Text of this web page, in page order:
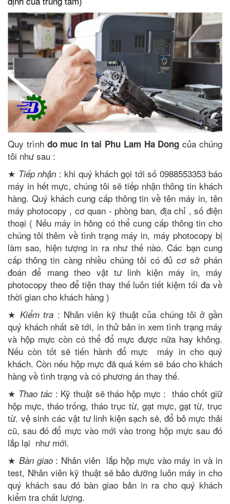
Quy trình do muc in tai Phu Lam Ha Dong của chúng
tôi như sau :
★ Tiếp nhận : khi quý khách gọi tới số 0988553353 báo
máy in hết mực, chúng tôi sẽ tiếp nhận thông tin khách
hàng. Quý khách cung cấp thông tin về tên máy in, tên
máy photocopy , cơ quan - phòng ban, địa chỉ , số điện
thoại ( Nếu máy in hỏng có thể cung cấp thông tin cho
chúng tôi thêm về tình trạng máy in, máy photocopy bị
làm sao, hiện tượng in ra như thế nào. Các bạn cung
cấp thông tin càng nhiều chúng tôi có đủ cơ sở phán
đoán để mang theo vật tư linh kiện máy in, máy
photocopy theo để tiện thay thế luôn tiết kiệm tối đa về
thời gian cho khách hàng )
★Kiểm tra : Nhân viên kỹ thuật của chúng tôi ở gần
quý khách nhất sẽ tới, in thử bản in xem tình trạng máy
và hộp mực còn có thể đổ mực được nữa hay không.
Nếu còn tốt sẽ tiến hành đổ mực máy in cho quý
khách. Còn nếu hộp mực đã quá kém sẽ báo cho khách
hàng về tình trạng và có phương án thay thế.
★ Thao tác : Kỹ thuật sẽ tháo hộp mực : tháo chốt giữ
hộp mực, tháo trống, tháo trục từ, gạt mực, gạt từ, trục
từ. vệ sinh các vật tư linh kiện sạch sẽ, đổ bỏ mực thải
cũ, sau đó đổ mực vào mới vào trong hộp mực sau đó
lắp lại như mới.
★ Bàn giao : Nhân viên lắp hộp mực vào máy in và in
test, Nhân viên kỹ thuật sẽ bảo dưỡng luôn máy in cho
quý khách sau đó bàn giao bản in ra cho quý khách
kiểm tra chất lượng.